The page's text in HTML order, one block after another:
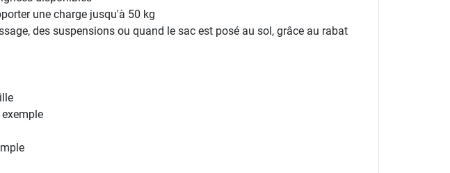
une charge jusqu'à 50 kg
des suspensions ou quand le sac est posé au sol, grâce au rabat